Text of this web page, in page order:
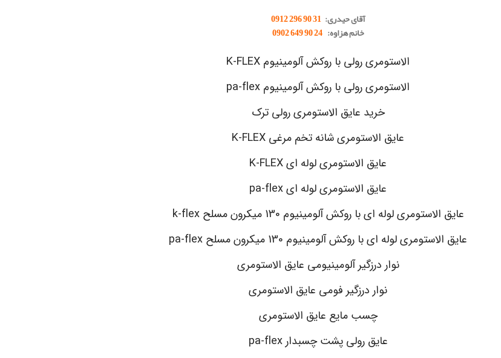
آقای حیدری: 31 90 296 0912
خانم هزاوه:24 90 649 0902
الاستومری رولی با روکش آلومینیوم K-FLEX
الاستومری رولی با روکش آلومینیوم pa-flex
خرید عایق الاستومری رولی ترک
عایق الاستومری شانه تخم مرغی K-FLEX
عایق الاستومری لوله ای K-FLEX
عایق الاستومری لوله ای pa-flex
عایق الاستومری لوله ای با روکش آلومینیوم 130 میکرون مسلح k-flex
عایق الاستومری لوله ای با روکش آلومینیوم 130 میکرون مسلح pa-flex
نوار درزگیر آلومینیومی عایق الاستومری
نوار درزگیر فومی عایق الاستومری
چسب مایع عایق الاستومری
عایق رولی پشت چسبدار pa-flex